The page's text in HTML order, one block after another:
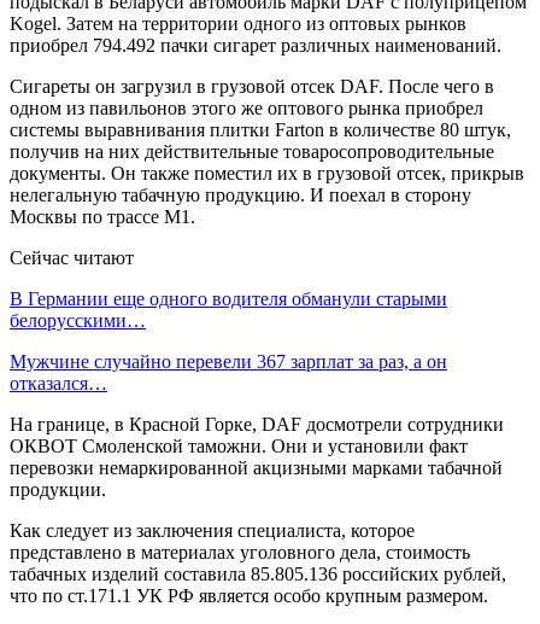
Kogel. Затем на территории одного из оптовых рынков
приобрел 794.492 пачки сигарет различных наименований.
Сигареты он загрузил в грузовой отсек DAF. После чего в
одном из павильонов этого же оптового рынка приобрел
системы выравнивания плитки Farton в количестве 80 штук,
получив на них действительные товаросопроводительные
документы. Он также поместил их в грузовой отсек, прикрыв
нелегальную табачную продукцию. И поехал в сторону
Москвы по трассе М1.
Сейчас читают
В Германии еще одного водителя обманули старыми
белорусскими…
Мужчине случайно перевели 367 зарплат за раз, а он
отказался…
На границе, в Красной Горке, DAF досмотрели сотрудники
ОКВОТ Смоленской таможни. Они и установили факт
перевозки немаркированной акцизными марками табачной
продукции.
Как следует из заключения специалиста, которое
представлено в материалах уголовного дела, стоимость
табачных изделий составила 85.805.136 российских рублей,
что по ст.171.1 УК РФ является особо крупным размером.